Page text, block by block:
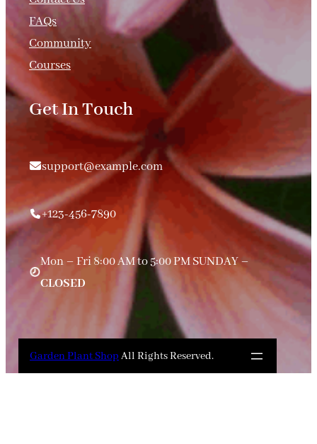
FAQs
Community
Courses
Get In Touch
support@example.com
+123-456-7890
Mon – Fri 8:00 AM to 5:00 PM SUNDAY –
CLOSED
Garden Plant Shop All Rights Reserved.